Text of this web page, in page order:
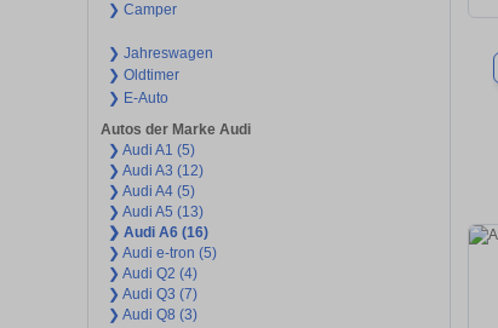
❯ Camper
❯ Jahreswagen
❯ Oldtimer
❯ E-Auto
Autos der Marke Audi
❯ Audi A1 (5)
❯ Audi A3 (12)
❯ Audi A4 (5)
❯ Audi A5 (13)
❯ Audi A6 (16)
❯ Audi e-tron (5)
❯ Audi Q2 (4)
❯ Audi Q3 (7)
❯ Audi Q8 (3)